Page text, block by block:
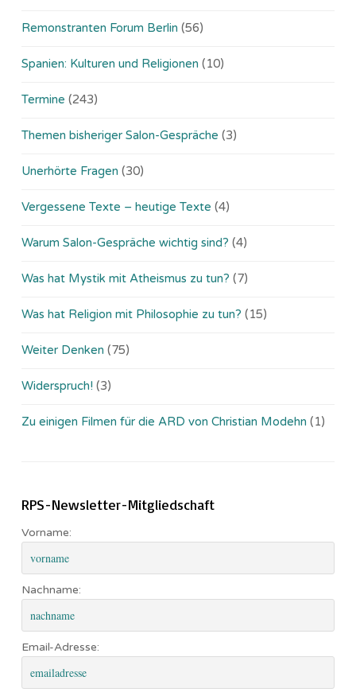
Remonstranten Forum Berlin (56)
Spanien: Kulturen und Religionen (10)
Termine (243)
Themen bisheriger Salon-Gespräche (3)
Unerhörte Fragen (30)
Vergessene Texte – heutige Texte (4)
Warum Salon-Gespräche wichtig sind? (4)
Was hat Mystik mit Atheismus zu tun? (7)
Was hat Religion mit Philosophie zu tun? (15)
Weiter Denken (75)
Widerspruch! (3)
Zu einigen Filmen für die ARD von Christian Modehn (1)
RPS-Newsletter-Mitgliedschaft
Vorname:
Nachname:
Email-Adresse: